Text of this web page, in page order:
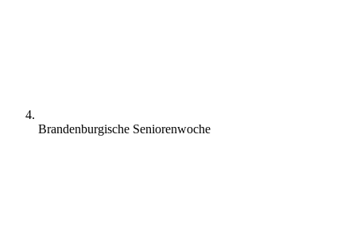
Brandenburgische Seniorenwoche